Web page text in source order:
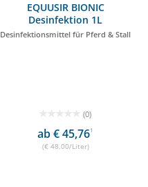
EQUUSIR BIONIC
Desinfektion 1L
Desinfektionsmittel für Pferd & Stall
(0)
ab € 45,761
(€ 48,00/Liter)